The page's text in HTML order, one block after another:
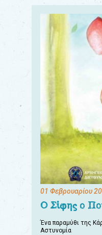
01 Φεβρουαρίου
Ο Σίφης ο
Ένα παραμύθι της
Αστυνομία